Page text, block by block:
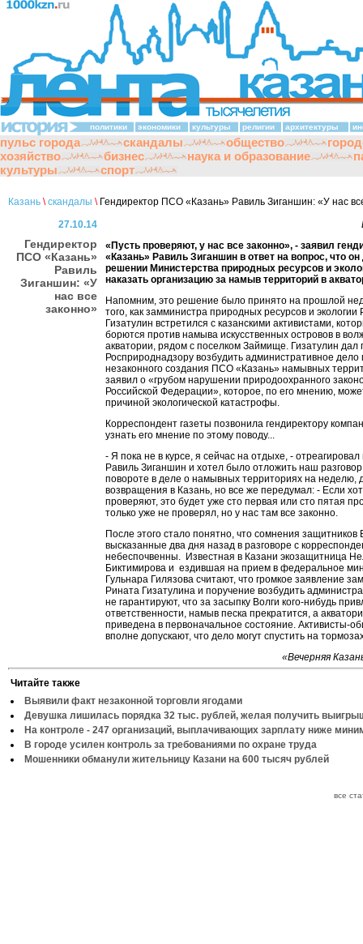
политики экономики культуры религии архитектуры
пульс города скандалы общество
хозяйство
бизнес наука и образование
культуры
спорт
Казань \ скандалы \Гендиректор ПСО «Казань» Равиль Зиганшин: «У нас
27.10.14
Гендиректор
ПСО «Казань»
Равиль
Зиганшин: «У
нас все
законно»
«Пусть проверяют, у нас все законно», - заявил
«Казань» Равиль Зиганшин в ответ на вопрос, что
решении Министерства природных ресурсов и
наказать организацию за намыв территорий в
Напомним, это решение было принято на прошлой
того, как замминистра природных ресурсов и
Гизатулин встретился с казанскими активистами,
борются против намыва искусственных островов в
акватории, рядом с поселком Займище. Гизатулин дал
Росприроднадзору возбудить административное
незаконного создания ПСО «Казань» намывных
заявил о «грубом нарушении природоохранного
Российской Федерации», которое, по его мнению,
причиной экологической катастрофы.
Корреспондент газеты позвонила гендиректору
узнать его мнение по этому поводу...
- Я пока не в курсе, я сейчас на отдыхе, - отреагировал
Равиль Зиганшин и хотел было отложить наш
повороте в деле о намывных территориях на неделю,
возвращения в Казань, но все же передумал: - Если
проверяют, это будет уже сто первая или сто пятая
только уже не проверял, но у нас там все законно.
После этого стало понятно, что сомнения защитников
высказанные два дня назад в разговоре с
небеспочвенны. Известная в Казани экозащитница
Биктимирова и ездившая на прием в федеральное
Гульнара Гилязова считают, что громкое заявление
Рината Гизатулина и поручение возбудить
не гарантируют, что за засыпку Волги кого-нибудь
ответственности, намыв песка прекратится, а
приведена в первоначальное состояние. Активисты-
вполне допускают, что дело могут спустить на
«Вечерняя
Читайте также
Выявили факт незаконной торговли ягодами
Девушка лишилась порядка 32 тыс. рублей, желая получить
На контроле - 247 организаций, выплачивающих зарплату ниже
В городе усилен контроль за требованиями по охране труда
Мошенники обманули жительницу Казани на 600 тысяч рублей
все